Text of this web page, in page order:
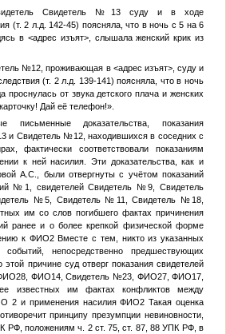
Свидетель №13 суду и в ходе
(т. 2 л.д. 142-45) поясняла, что в ночь с 5 на 6
в <адрес изъят>, слышала женский крик из
№12 , проживающая в <адрес изъят>, суду и
(т. 2 л.д. 139-141) поясняла, что в ночь
проснулась от звука детского плача и женских
Дай её телефон!».
письменные доказательства, показания
и Свидетель №12, находившихся в соседних с
фактически соответствовали показаниям
к ней насилия. Эти доказательства, как и
А.С., были отвергнуты с учётом показаний
№1, свидетелейСвидетель №9,Свидетель
№5, Свидетель №11,Свидетель №18,
им со слов погибшего фактах причинения
ранее и о более крепкой физической форме
к ФИО2Вместе с тем, никто из указанных
непосредственно предшествующих
этой причине суд отверг показания свидетелей
, ФИО14,Свидетель №23, ФИО27,ФИО17,
известных им фактах конфликтов между
2 и применения насилияФИО2 Такая оценка
принципу презумпции невиновности,
РФ, положениям ч. 2 ст. 75, ст. 87, 88 УПК РФ, в